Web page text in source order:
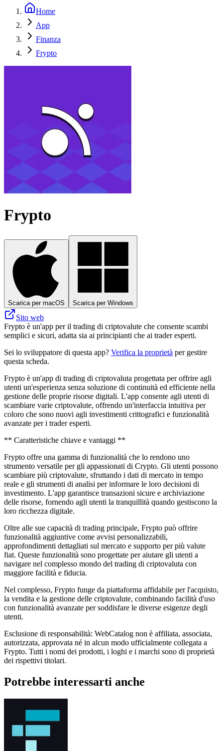
Home
App
Finanza
Frypto
Frypto
Scarica per macOS Scarica per Windows
Sito web
Frypto è un'app per il trading di criptovalute che consente scambi
semplici e sicuri, adatta sia ai principianti che ai trader esperti.
Sei lo sviluppatore di questa app? Verifica la proprietà per gestire
questa scheda.
Frypto è un'app di trading di criptovaluta progettata per offrire agli
utenti un'esperienza senza soluzione di continuità ed efficiente nella
gestione delle proprie risorse digitali. L'app consente agli utenti di
scambiare varie criptovalute, offrendo un'interfaccia intuitiva per
coloro che sono nuovi agli investimenti crittografici e funzionalità
avanzate per i trader esperti.
** Caratteristiche chiave e vantaggi **
Frypto offre una gamma di funzionalità che lo rendono uno
strumento versatile per gli appassionati di Crypto. Gli utenti possono
scambiare più criptovalute, sfruttando i dati di mercato in tempo
reale e gli strumenti di analisi per informare le loro decisioni di
investimento. L'app garantisce transazioni sicure e archiviazione
delle risorse, fornendo agli utenti la tranquillità quando gestiscono la
loro ricchezza digitale.
Oltre alle sue capacità di trading principale, Frypto può offrire
funzionalità aggiuntive come avvisi personalizzabili,
approfondimenti dettagliati sul mercato e supporto per più valute
fiat. Queste funzionalità sono progettate per aiutare gli utenti a
navigare nel complesso mondo del trading di criptovaluta con
maggiore facilità e fiducia.
Nel complesso, Frypto funge da piattaforma affidabile per l'acquisto,
la vendita e la gestione delle criptovalute, combinando facilità d'uso
con funzionalità avanzate per soddisfare le diverse esigenze degli
utenti.
Esclusione di responsabilità: WebCatalog non è affiliata, associata,
autorizzata, approvata né in alcun modo ufficialmente collegata a
Frypto. Tutti i nomi dei prodotti, i loghi e i marchi sono di proprietà
dei rispettivi titolari.
Potrebbe interessarti anche